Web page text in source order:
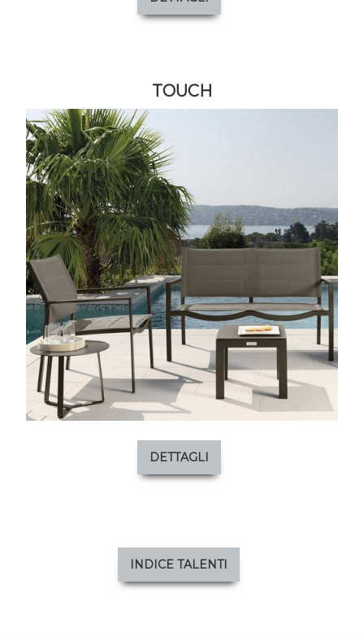
TOUCH
DETTAGLI
INDICE TALENTI